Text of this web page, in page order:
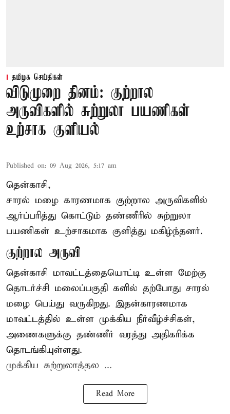
தமிழக செய்திகள்
விடுமுறை தினம்: குற்றால
அருவிகளில் சுற்றுலா பயணிகள்
உற்சாக குளியல்
Published on: 09 Aug 2026, 5:17 am
தென்காசி,
சாரல் மழை காரணமாக குற்றால அருவிகளில்
ஆர்ப்பரித்து கொட்டும் தண்ணீரில் சுற்றுலா
பயணிகள் உற்சாகமாக குளித்து மகிழ்ந்தனர்.
குற்றால அருவி
தென்காசி மாவட்டத்தையொட்டி உள்ள மேற்கு
தொடர்ச்சி மலைப்பகுதி களில் தற்போது சாரல்
மழை பெய்து வருகிறது. இதன்காரணமாக
மாவட்டத்தில் உள்ள முக்கிய நீர்வீழ்ச்சிகள்,
அணைகளுக்கு தண்ணீர் வரத்து அதிகரிக்க
தொடங்கியுள்ளது.
முக்கிய சுற்றுலாத்தல ...
Read More